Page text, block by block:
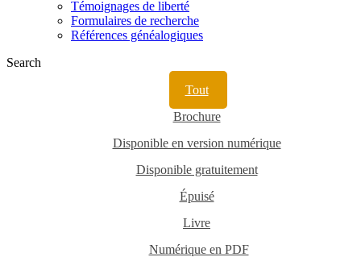
Témoignages de liberté
Formulaires de recherche
Références généalogiques
Search
Tout
Brochure
Disponible en version numérique
Disponible gratuitement
Épuisé
Livre
Numérique en PDF